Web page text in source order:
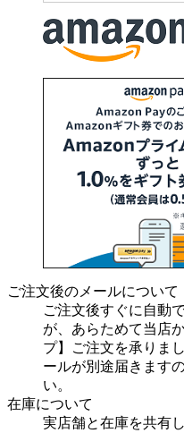
ご注文後のメールについて
ご注文後すぐに自動
が、あらためて当店
プ】ご注文を承りま
ールが別途届きます
い。
在庫について
実店舗と在庫を共有